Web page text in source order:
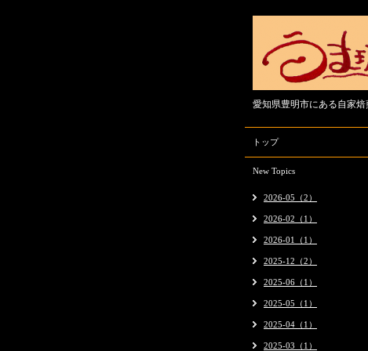
愛知県豊明市にある自家焙
トップ
New Topics
2026-05（2）
2026-02（1）
2026-01（1）
2025-12（2）
2025-06（1）
2025-05（1）
2025-04（1）
2025-03（1）